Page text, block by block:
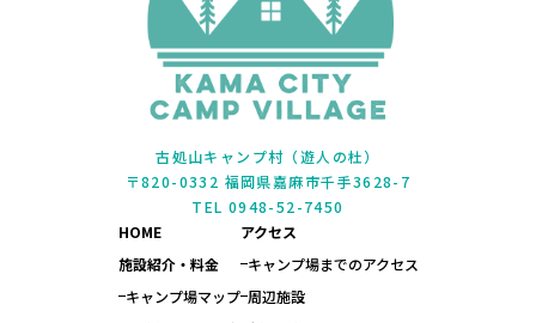
古処山キャンプ村（遊人の杜）
〒820-0332 福岡県嘉麻市千手3628-7
TEL 0948-52-7450
HOME
施設紹介・料金
キャンプ場マップ
アクセス
キャンプ場までのアクセス
周辺施設